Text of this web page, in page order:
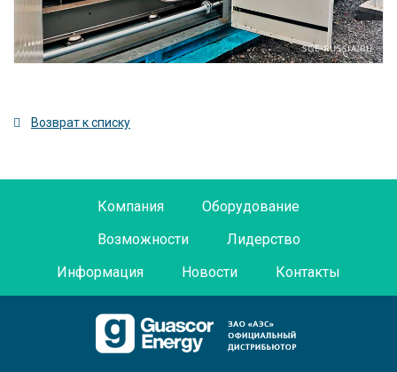
Возврат к списку
Компания
Оборудование
Возможности
Лидерство
Информация
Новости Контакты